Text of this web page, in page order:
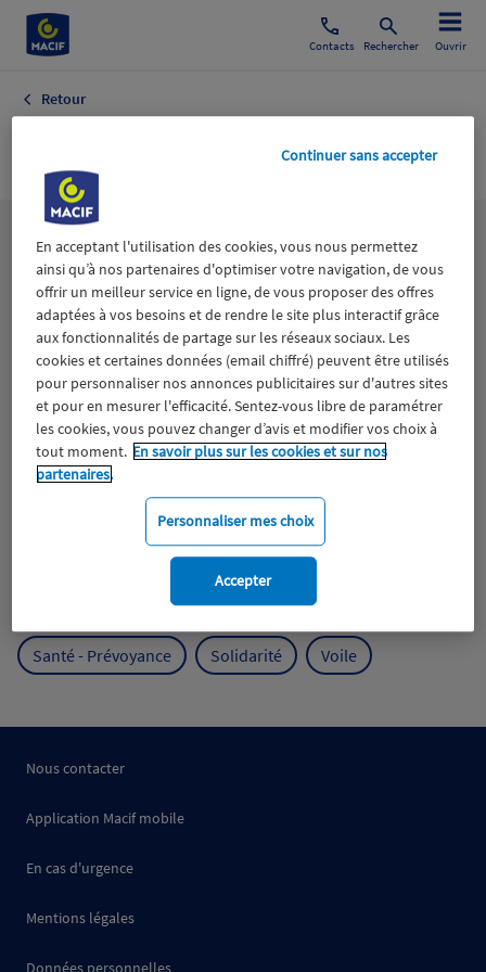
Contacts Rechercher Ouvrir
Retour
Lesthématiques
Aidants Catastrophes naturelles Climat
ESS
Expérience clients Fondation Macif Jeunesse
Mobilité
Protection de l'environnement
Protection des océans Prévention
Santé - Prévoyance Solidarité Voile
Nous contacter
Application Macif mobile
En cas d'urgence
Mentions légales
Données personnelles
En acceptant l'utilisation des cookies, vous nous permettez
ainsi qu’à nos partenaires d'optimiser votre navigation, de vous
offrir un meilleur service en ligne, de vous proposer des offres
adaptées à vos besoins et de rendre le site plus interactif grâce
aux fonctionnalités de partage sur les réseaux sociaux. Les
cookies et certaines données (email chiffré) peuvent être utilisés
pour personnaliser nos annonces publicitaires sur d'autres sites
et pour en mesurer l'efficacité. Sentez-vous libre de paramétrer
les cookies, vous pouvez changer d’avis et modifier vos choix à
tout moment. En savoir plus sur les cookies et sur nos
partenaires.
Personnaliser mes choix
Continuer sans accepter
Accepter